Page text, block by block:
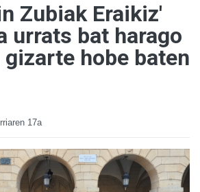
Zubiak Eraikiz'
urrats bat harago
gizarte hobe baten
17a